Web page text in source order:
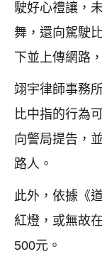
駛好心禮讓，
舞，還向駕駛
下並上傳網路
翊宇律師事務
比中指的行為
向警局提告，
路人。
此外，依據《
紅燈，或無故
500元。